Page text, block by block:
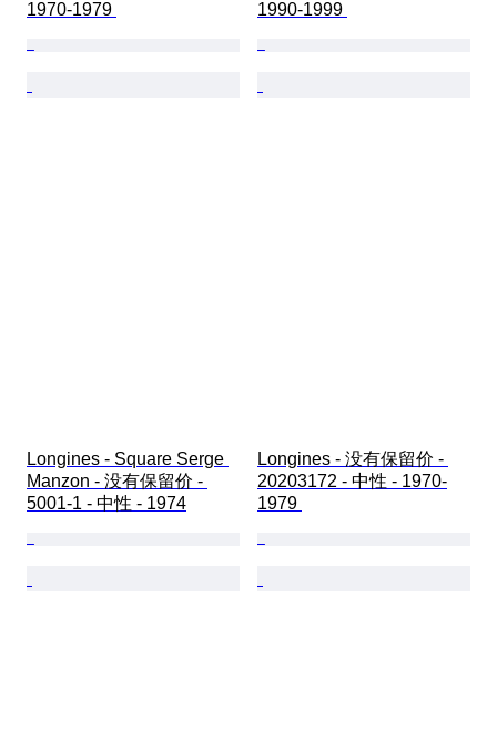
1970-1979 1990-1999
Longines - Square Serge
Manzon - 没有保留价 -
5001-1 - 中性 - 1974
Longines - 没有保留价 -
20203172 - 中性 - 1970-
1979